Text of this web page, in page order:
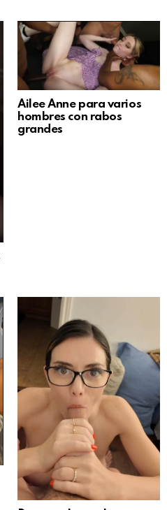
Ailee Anne para varios
hombres con rabos
grandes